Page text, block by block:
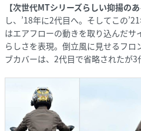
【次世代MTシリーズらしい抑揚のあ
し、’18年に2代目へ。そしてこの
はエアフローの動きを取り込んだサ
らしさを表現。倒立風に見せるフ
ブカバーは、2代目で省略されたが3